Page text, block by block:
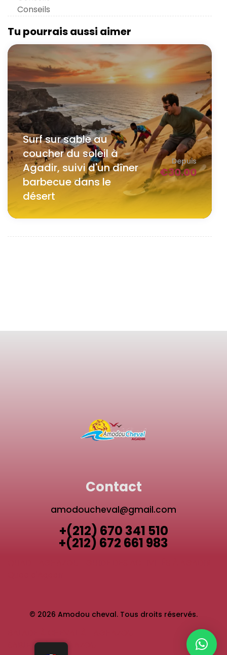
Conseils
Tu pourrais aussi aimer
Surf sur sable au
coucher du soleil à
Agadir, suivi d'un dîner
barbecue dans le
désert
Depuis
€30.00
Contact
amodoucheval@gmail.com
+(212) 670 341 510
+(212) 672 661 983
© 2026 Amodou cheval. Tous droits réservés.
SABLEUR À TAGHAZOUT